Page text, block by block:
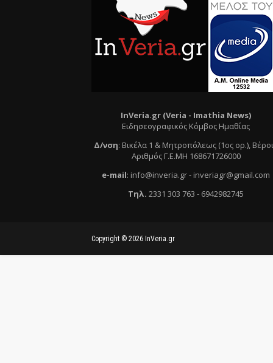
InVeria.gr (Veria - Ιmathia News)
Ειδησεογραφικός Κόμβος Ημαθίας
Δ/νση: Βικέλα 1 & Μητροπόλεως (1ος ορ.),
Αριθμός Γ.Ε.ΜΗ 168671726000
e-mail: info@inveria.gr- inveriagr@gmail.com
Τηλ. 2331 303 763 - 6942982745
Copyright © 2026 InVeria.gr